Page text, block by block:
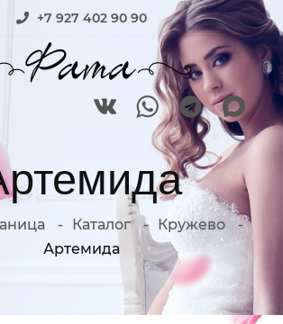
+7 927 402 90 90
Каталог
Кружево
Артемида